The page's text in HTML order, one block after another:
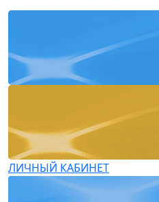
ЛИЧНЫЙ КАБИНЕТ